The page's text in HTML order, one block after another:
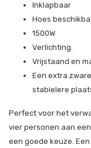
Inklapbaar
Hoes
1500W
Verlichting.
Vrijstaand en
Een extra
stabielere
Perfect voor het
vier personen aan
een goede keuze.